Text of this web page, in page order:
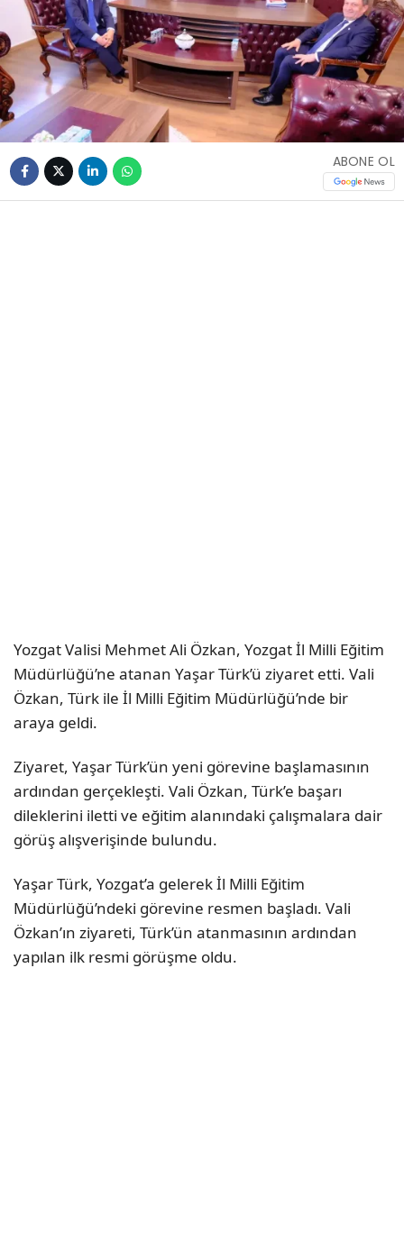
ABONE OL
Yozgat Valisi Mehmet Ali Özkan, Yozgat İl Milli Eğitim
Müdürlüğü’ne atanan Yaşar Türk’ü ziyaret etti. Vali
Özkan, Türk ile İl Milli Eğitim Müdürlüğü’nde bir
araya geldi.
Ziyaret, Yaşar Türk’ün yeni görevine başlamasının
ardından gerçekleşti. Vali Özkan, Türk’e başarı
dileklerini iletti ve eğitim alanındaki çalışmalara dair
görüş alışverişinde bulundu.
Yaşar Türk, Yozgat’a gelerek İl Milli Eğitim
Müdürlüğü’ndeki görevine resmen başladı. Vali
Özkan’ın ziyareti, Türk’ün atanmasının ardından
yapılan ilk resmi görüşme oldu.